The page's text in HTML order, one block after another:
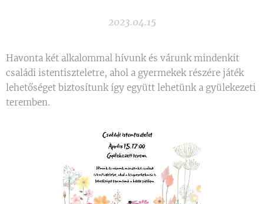
2023.04.15
Havonta két alkalommal hívunk és várunk mindenkit
családi istentiszteletre, ahol a gyermekek részére játék
lehetőséget biztosítunk így együtt lehetünk a gyülekezeti
teremben.